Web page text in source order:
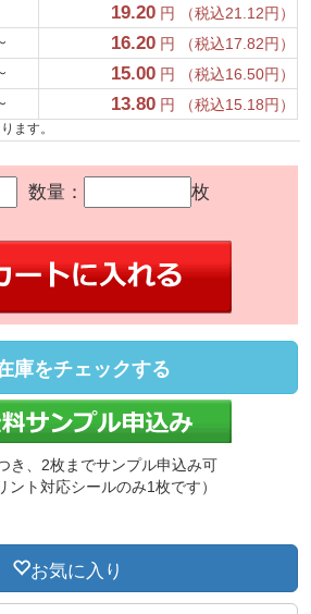
19.20 円 （税込21.12円）
16.20 円 （税込17.82円）
15.00 円 （税込16.50円）
13.80 円 （税込15.18円）
ます。
数量： 枚
庫をチェックする
き、2枚までサンプル申込み可
ント対応シールのみ1枚です）
お気に入り